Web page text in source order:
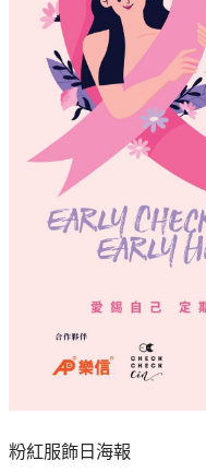
粉紅服飾日海報